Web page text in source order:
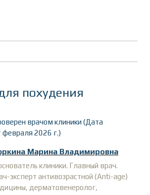
похудения
врачом клиники (Дата
февраля 2026 г.)
Марина Владимировна
клиники. Главный врач.
эксперт антивозрастной (Anti-age)
дерматовенеролог,